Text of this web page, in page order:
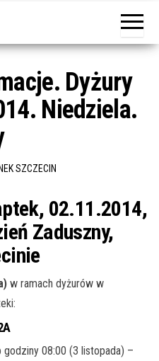
n
a
w
a
Dyżury
Niedziela.
SZCZECIN
02.11.2014,
Zaduszny,
w ramach dyżurów w
08:00 (3 listopada) –